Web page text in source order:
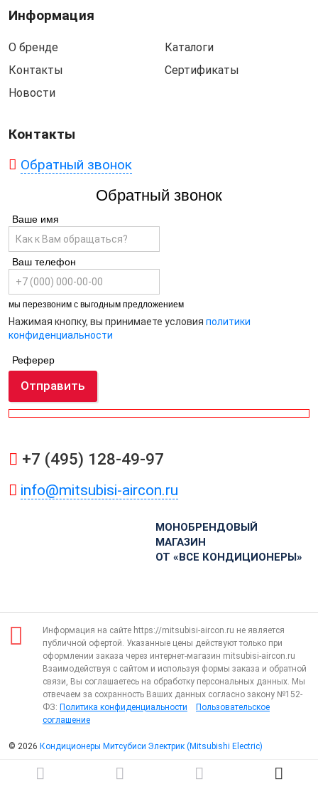
Информация
О бренде
Контакты
Новости
Каталоги
Сертификаты
Контакты
Обратный звонок
Обратный звонок
Ваше имя
Ваш телефон
мы перезвоним с выгодным предложением
Нажимая кнопку, вы принимаете условия политики
конфиденциальности
Реферер
Отправить
+7 (495) 128-49-97
info@mitsubisi-aircon.ru
МОНОБРЕНДОВЫЙ
МАГАЗИН
ОТ «ВСЕ КОНДИЦИОНЕРЫ»
Информация на сайте https://mitsubisi-aircon.ru не является
публичной офертой. Указанные цены действуют только при
оформлении заказа через интернет-магазин mitsubisi-aircon.ru
Взаимодействуя с сайтом и используя формы заказа и обратной
связи, Вы соглашаетесь на обработку персональных данных. Мы
отвечаем за сохранность Ваших данных согласно закону №152-
ФЗ: Политика конфиденциальности
Пользовательское
соглашение
© 2026 Кондиционеры Митсубиси Электрик (Mitsubishi Electric)